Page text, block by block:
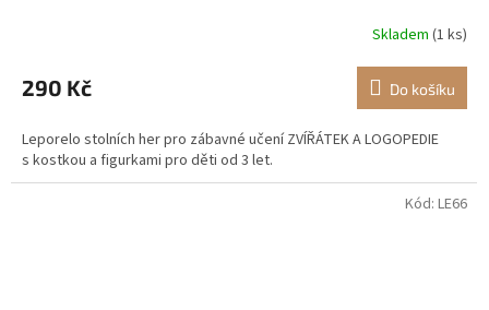
Skladem (1 ks)
290 Kč Do košíku
Leporelo stolních her pro zábavné učení ZVÍŘÁTEK A LOGOPEDIE
s kostkou a figurkami pro děti od 3 let.
Kód: LE66